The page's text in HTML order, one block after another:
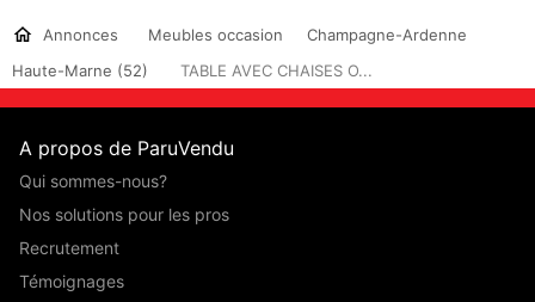
Annonces Meubles occasion
Champagne-Ardenne
Haute-Marne (52)
TABLE AVEC CHAISES O...
A propos de ParuVendu
Qui sommes-nous?
Nos solutions pour les pros
Recrutement
Témoignages